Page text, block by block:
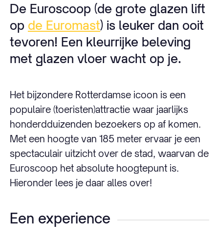
De Euroscoop (de grote glazen lift
op de Euromast) is leuker dan ooit
tevoren! Een kleurrijke beleving
met glazen vloer wacht op je.
Het bijzondere Rotterdamse icoon is een
populaire (toeristen)attractie waar jaarlijks
honderdduizenden bezoekers op af komen.
Met een hoogte van 185 meter ervaar je een
spectaculair uitzicht over de stad, waarvan de
Euroscoop het absolute hoogtepunt is.
Hieronder lees je daar alles over!
Een experience